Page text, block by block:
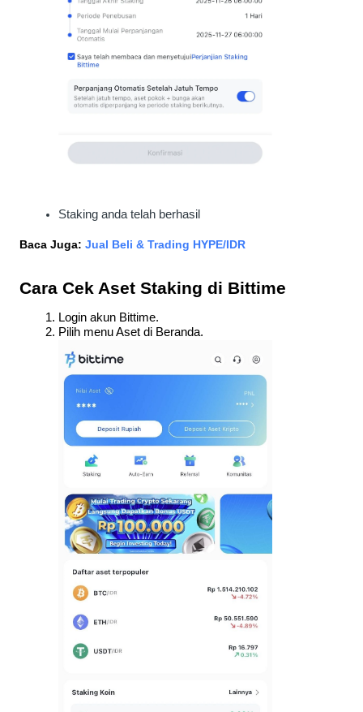
Staking anda telah berhasil
Baca Juga: Jual Beli & Trading HYPE/IDR
Cara Cek Aset Staking di Bittime
Login akun Bittime.
Pilih menu Aset di Beranda.